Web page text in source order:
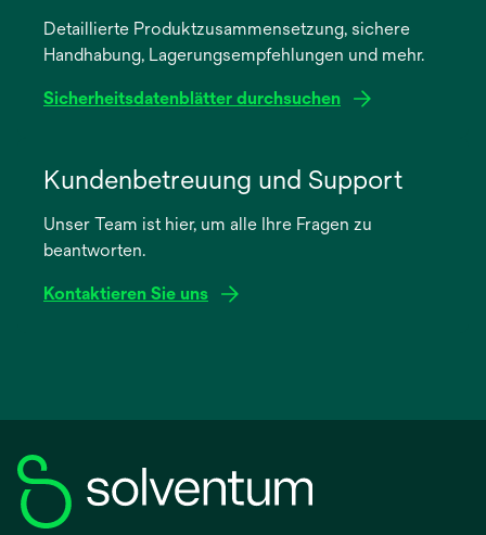
neuen
Registerkarte
Detaillierte Produktzusammensetzung, sichere
Handhabung, Lagerungsempfehlungen und mehr.
Sicherheitsdatenblätter durchsuchen
neuen
Registerkarte
Kundenbetreuung und Support
Unser Team ist hier, um alle Ihre Fragen zu
beantworten.
Kontaktieren Sie uns